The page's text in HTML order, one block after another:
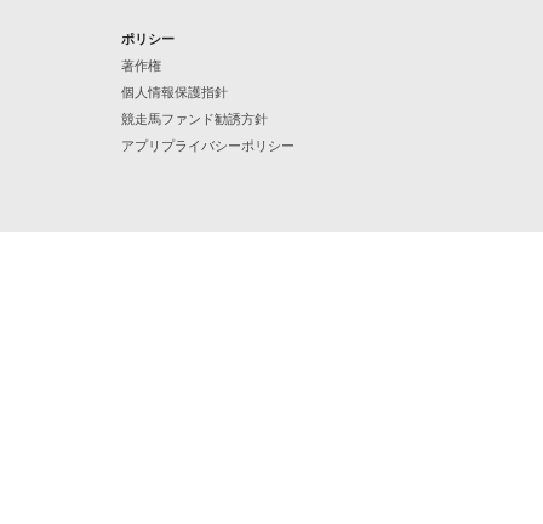
ポリシー
著作権
個人情報保護指針
競走馬ファンド勧誘方針
アプリプライバシーポリシー